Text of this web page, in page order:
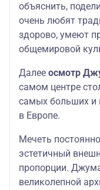
объяснить,
очень любят
здорово, умеют
общемировой
Далее осмотр
самом центре
самых больших и
в Европе.
Мечеть
эстетичный
пропорции.
великолепной